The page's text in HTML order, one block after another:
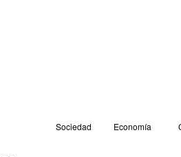
Sociedad Economía